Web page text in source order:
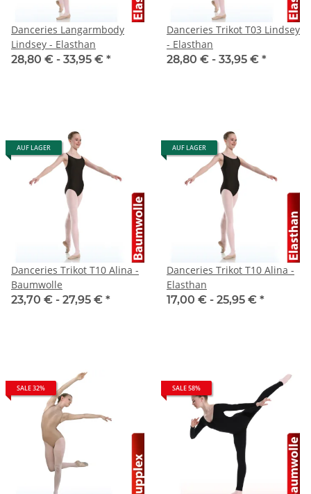
Danceries Langarmbody
Lindsey - Elasthan
28,80 € - 33,95 € *
Danceries Trikot T03 Lindsey
- Elasthan
28,80 € - 33,95 € *
AUF LAGER
Danceries Trikot T10 Alina -
Baumwolle
23,70 € - 27,95 € *
AUF LAGER
Danceries Trikot T10 Alina -
Elasthan
17,00 € - 25,95 € *
SALE 32% SALE 58%